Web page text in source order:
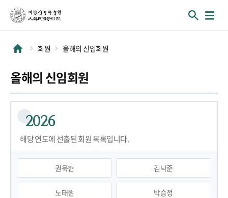
회원 올해의 신임회원
올해의 신임회원
2026
해당 연도에 선출된 회원 목록입니다.
권욱현 김낙준
노태원 박승정